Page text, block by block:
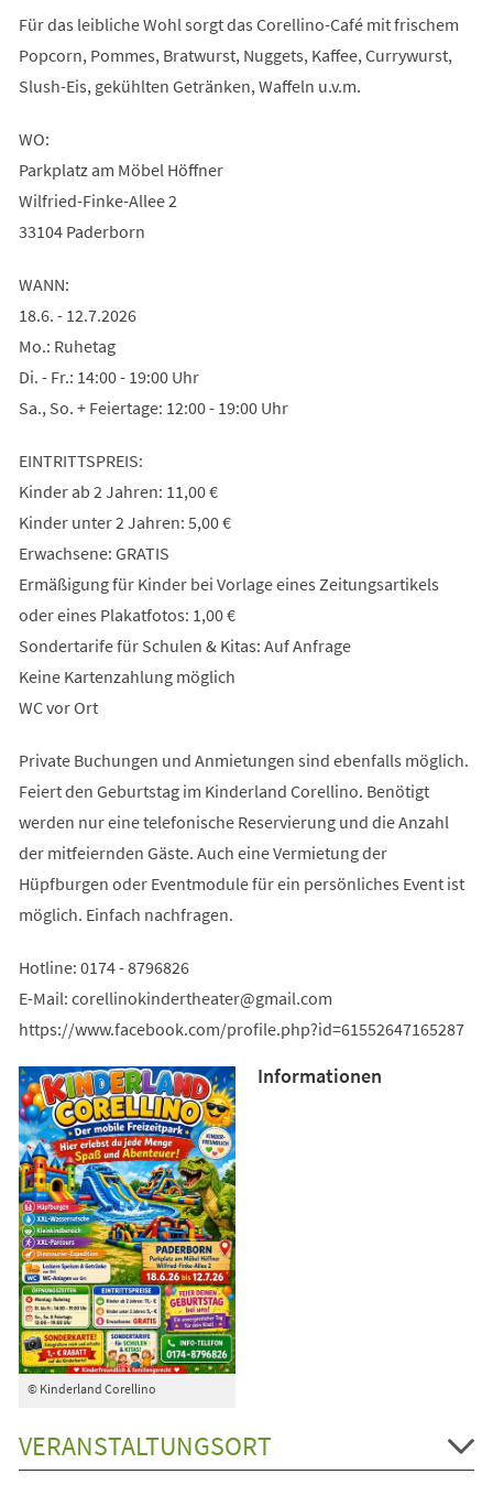
Für das leibliche Wohl sorgt das Corellino-Café mit frischem
Popcorn, Pommes, Bratwurst, Nuggets, Kaffee, Currywurst,
Slush-Eis, gekühlten Getränken, Waffeln u.v.m.
WO:
Parkplatz am Möbel Höffner
Wilfried-Finke-Allee 2
33104 Paderborn
WANN:
18.6. - 12.7.2026
Mo.: Ruhetag
Di. - Fr.: 14:00 - 19:00 Uhr
Sa., So. + Feiertage: 12:00 - 19:00 Uhr
EINTRITTSPREIS:
Kinder ab 2 Jahren: 11,00 €
Kinder unter 2 Jahren: 5,00 €
Erwachsene: GRATIS
Ermäßigung für Kinder bei Vorlage eines Zeitungsartikels
oder eines Plakatfotos: 1,00 €
Sondertarife für Schulen & Kitas: Auf Anfrage
Keine Kartenzahlung möglich
WC vor Ort
Private Buchungen und Anmietungen sind ebenfalls möglich.
Feiert den Geburtstag im Kinderland Corellino. Benötigt
werden nur eine telefonische Reservierung und die Anzahl
der mitfeiernden Gäste. Auch eine Vermietung der
Hüpfburgen oder Eventmodule für ein persönliches Event ist
möglich. Einfach nachfragen.
Hotline: 0174 - 8796826
E-Mail: corellinokindertheater gmail com
https://www.facebook.com/profile.php?id=61552647165287
© Kinderland Corellino
Informationen
VERANSTALTUNGSORT